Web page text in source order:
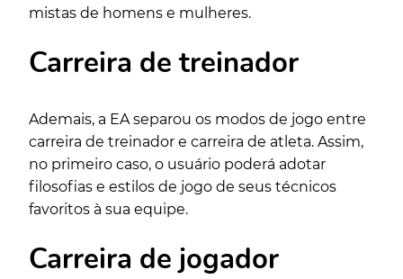
mistas de homens e mulheres.
Carreira de treinador
Ademais, a EA separou os modos de jogo entre
carreira de treinador e carreira de atleta. Assim,
no primeiro caso, o usuário poderá adotar
filosofias e estilos de jogo de seus técnicos
favoritos à sua equipe.
Carreira de jogador